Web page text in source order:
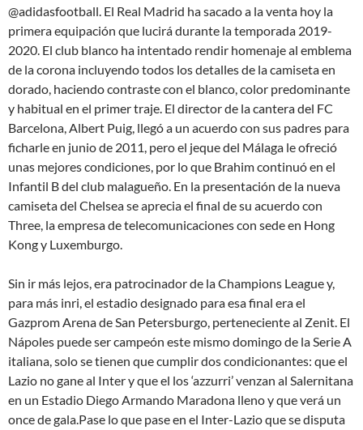
@adidasfootball. El Real Madrid ha sacado a la venta hoy la
primera equipación que lucirá durante la temporada 2019-
2020. El club blanco ha intentado rendir homenaje al emblema
de la corona incluyendo todos los detalles de la camiseta en
dorado, haciendo contraste con el blanco, color predominante
y habitual en el primer traje. El director de la cantera del FC
Barcelona, Albert Puig, llegó a un acuerdo con sus padres para
ficharle en junio de 2011, pero el jeque del Málaga le ofreció
unas mejores condiciones, por lo que Brahim continuó en el
Infantil B del club malagueño. En la presentación de la nueva
camiseta del Chelsea se aprecia el final de su acuerdo con
Three, la empresa de telecomunicaciones con sede en Hong
Kong y Luxemburgo.
Sin ir más lejos, era patrocinador de la Champions League y,
para más inri, el estadio designado para esa final era el
Gazprom Arena de San Petersburgo, perteneciente al Zenit. El
Nápoles puede ser campeón este mismo domingo de la Serie A
italiana, solo se tienen que cumplir dos condicionantes: que el
Lazio no gane al Inter y que el los ‘azzurri’ venzan al Salernitana
en un Estadio Diego Armando Maradona lleno y que verá un
once de gala.Pase lo que pase en el Inter-Lazio que se disputa